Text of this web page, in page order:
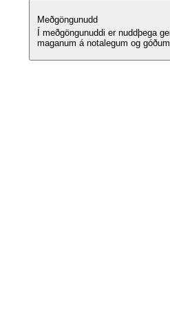
Meðgöngunudd
Í meðgöngunuddi er nuddþega
maganum á notalegum og